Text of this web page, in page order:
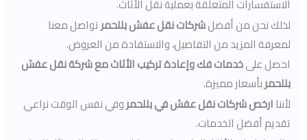
الاستفسارات المتعلقة بعملية نقل الأثاث.
لذلك نحن من أفضلشركات نقل عفش بللحمرتواصل معنا
لمعرفة المزيد من التفاصيل، والاستفادة من العروض.
احصل علىخدمات فك وإعادة تركيب الأثاث مع شركة نقل عفش
بللحمربأسعار مميزة.
لأنناارخص شركات نقل عفش في بللحمروفي نفس الوقت نراعي
تقديم أفضل الخدمات.